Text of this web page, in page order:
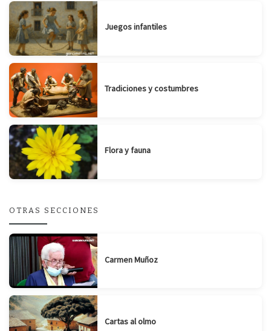
Juegos infantiles
Tradiciones y costumbres
Flora y fauna
OTRAS SECCIONES
Carmen Muñoz
Cartas al olmo